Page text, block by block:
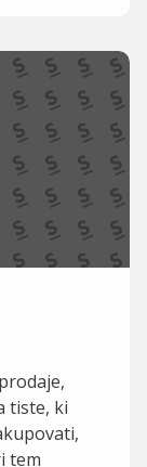
tiste, ki
tem